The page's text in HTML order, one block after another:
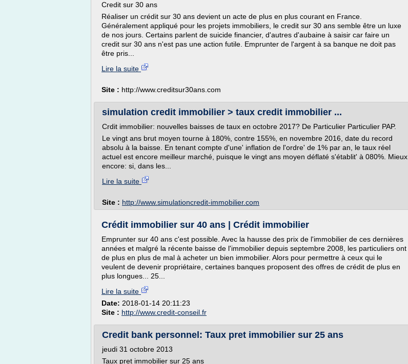
Credit sur 30 ans
Réaliser un crédit sur 30 ans devient un acte de plus en plus courant en France.
Généralement appliqué pour les projets immobiliers, le credit sur 30 ans semble être un luxe
de nos jours. Certains parlent de suicide financier, d'autres d'aubaine à saisir car faire un
credit sur 30 ans n'est pas une action futile. Emprunter de l'argent à sa banque ne doit pas
être pris...
Lire la suite
Site : http://www.creditsur30ans.com
simulation credit immobilier > taux credit immobilier ...
Crdit immobilier: nouvelles baisses de taux en octobre 2017? De Particulier Particulier PAP.
Le vingt ans brut moyen tourne à 180%, contre 155%, en novembre 2016, date du record
absolu à la baisse. En tenant compte d'une' inflation de l'ordre' de 1% par an, le taux réel
actuel est encore meilleur marché, puisque le vingt ans moyen déflaté s'établit' à 080%. Mieux
encore: si, dans les...
Lire la suite
Site : http://www.simulationcredit-immobilier.com
Crédit immobilier sur 40 ans | Crédit immobilier
Emprunter sur 40 ans c'est possible. Avec la hausse des prix de l'immobilier de ces dernières
années et malgré la récente baisse de l'immobilier depuis septembre 2008, les particuliers ont
de plus en plus de mal à acheter un bien immobilier. Alors pour permettre à ceux qui le
veulent de devenir propriétaire, certaines banques proposent des offres de crédit de plus en
plus longues... 25...
Lire la suite
Date: 2018-01-14 20:11:23
Site : http://www.credit-conseil.fr
Credit bank personnel: Taux pret immobilier sur 25 ans
jeudi 31 octobre 2013
Taux pret immobilier sur 25 ans